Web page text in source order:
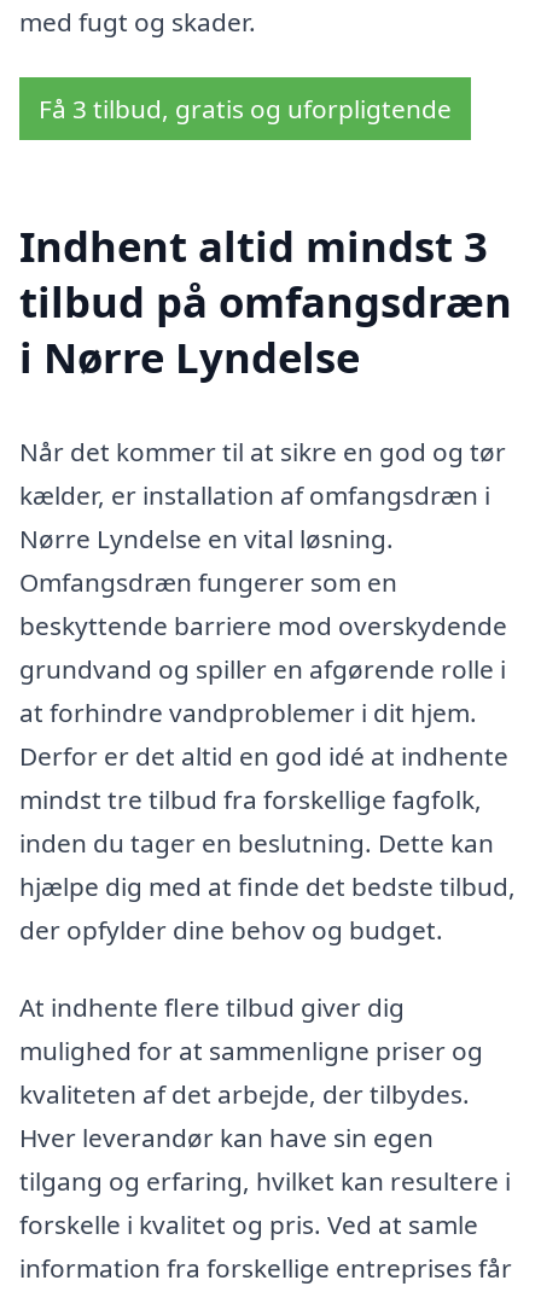
med fugt og skader.
Få 3 tilbud, gratis og uforpligtende
Indhent altid mindst 3
tilbud på omfangsdræn
i Nørre Lyndelse
Når det kommer til at sikre en god og tør
kælder, er installation af omfangsdræn i
Nørre Lyndelse en vital løsning.
Omfangsdræn fungerer som en
beskyttende barriere mod overskydende
grundvand og spiller en afgørende rolle i
at forhindre vandproblemer i dit hjem.
Derfor er det altid en god idé at indhente
mindst tre tilbud fra forskellige fagfolk,
inden du tager en beslutning. Dette kan
hjælpe dig med at finde det bedste tilbud,
der opfylder dine behov og budget.
At indhente flere tilbud giver dig
mulighed for at sammenligne priser og
kvaliteten af det arbejde, der tilbydes.
Hver leverandør kan have sin egen
tilgang og erfaring, hvilket kan resultere i
forskelle i kvalitet og pris. Ved at samle
information fra forskellige entreprises får